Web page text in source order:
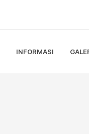
INFORMASI